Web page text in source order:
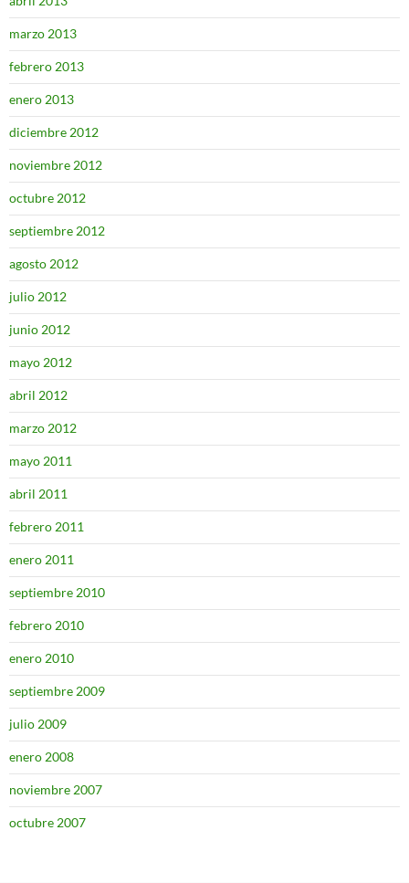
marzo 2013
febrero 2013
enero 2013
diciembre 2012
noviembre 2012
octubre 2012
septiembre 2012
agosto 2012
julio 2012
junio 2012
mayo 2012
abril 2012
marzo 2012
mayo 2011
abril 2011
febrero 2011
enero 2011
septiembre 2010
febrero 2010
enero 2010
septiembre 2009
julio 2009
enero 2008
noviembre 2007
octubre 2007